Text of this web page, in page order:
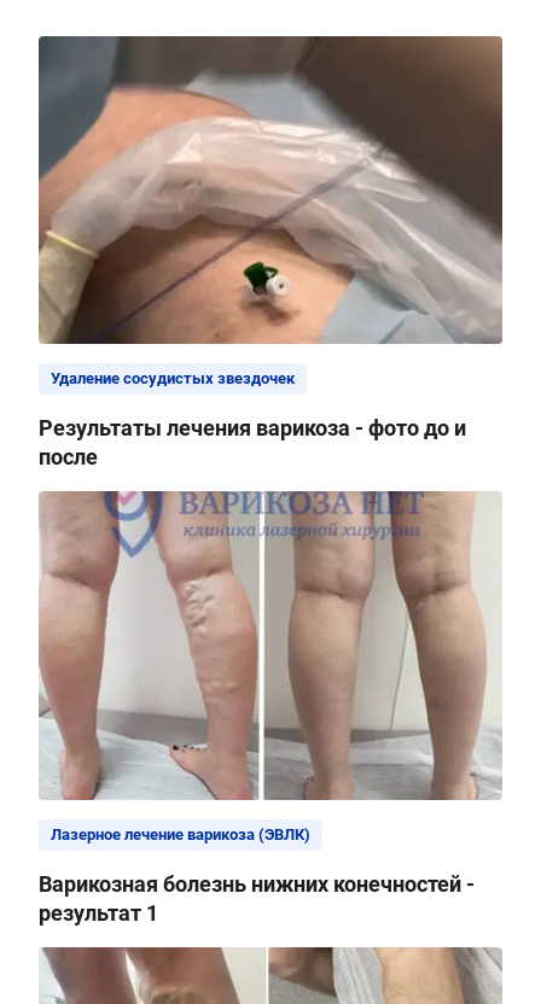
Удаление сосудистых звездочек
Результаты лечения варикоза - фото до и
после
Лазерное лечение варикоза (ЭВЛК)
Варикозная болезнь нижних конечностей -
результат 1